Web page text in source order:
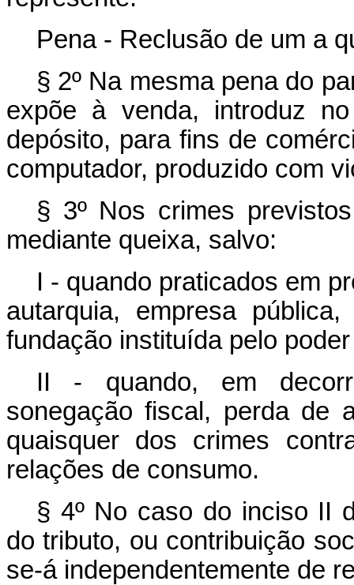
Pena - Reclusão de um a
§ 2º Na mesma pena do
expõe à venda, introduz
depósito, para fins de
computador, produzido com
§ 3º Nos crimes
mediante queixa, salvo:
I - quando praticados em
autarquia, empresa
fundação instituída pelo
II - quando, em
sonegação fiscal, perda de
quaisquer dos crimes
relações de consumo.
§ 4º No caso do inciso II
do tributo, ou contribuição
se-á independentemente de